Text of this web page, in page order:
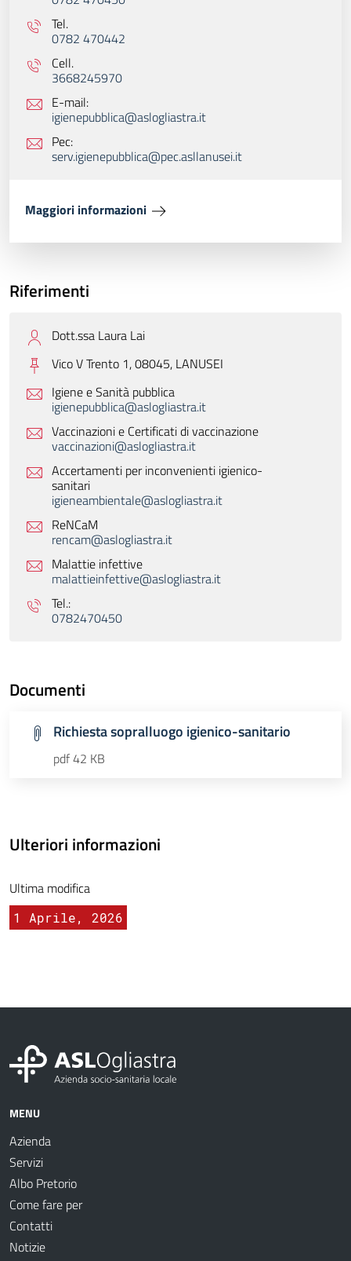
Tel.
0782 470442
Cell.
3668245970
E-mail:
igienepubblica@aslogliastra.it
Pec:
serv.igienepubblica@pec.asllanusei.it
Maggiori informazioni
Riferimenti
Dott.ssa Laura Lai
Vico V Trento 1, 08045, LANUSEI
Igiene e Sanità pubblica
igienepubblica@aslogliastra.it
Vaccinazioni e Certificati di vaccinazione
vaccinazioni@aslogliastra.it
Accertamenti per inconvenienti igienico-
sanitari
igieneambientale@aslogliastra.it
ReNCaM
rencam@aslogliastra.it
Malattie infettive
malattieinfettive@aslogliastra.it
Tel.:
0782470450
Documenti
Richiesta sopralluogo igienico-sanitario
pdf 42 KB
Ulteriori informazioni
Ultima modifica
1 Aprile, 2026
MENU
Azienda
Servizi
Albo Pretorio
Come fare per
Contatti
Notizie